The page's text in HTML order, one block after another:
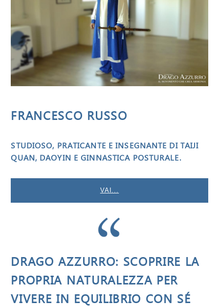
FRANCESCO RUSSO
STUDIOSO, PRATICANTE E INSEGNANTE DI TAIJI
QUAN, DAOYIN E GINNASTICA POSTURALE.
VAI...
DRAGO AZZURRO: SCOPRIRE LA
PROPRIA NATURALEZZA PER
VIVERE IN EQUILIBRIO CON SÉ